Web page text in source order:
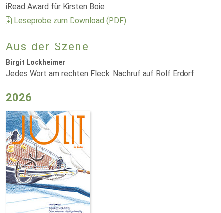
iRead Award für Kirsten Boie
Leseprobe zum Download (PDF)
Aus der Szene
Birgit Lockheimer
Jedes Wort am rechten Fleck. Nachruf auf Rolf Erdorf
2026